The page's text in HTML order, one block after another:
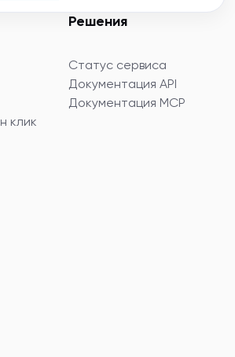
клик
Решения
Статус сервиса
Документация API
Документация MCP